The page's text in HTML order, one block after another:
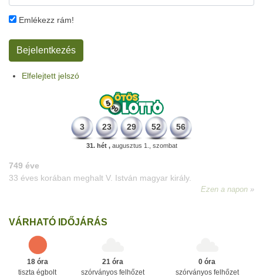
Emlékezz rám!
Elfelejtett jelszó
3 23 29 52 56
31. hét ,augusztus 1., szombat
498 éve
A szávaszentdemeteri-nagyolaszi győzelem, ahol a magyarok
VÁRHATÓ IDŐJÁRÁS
18 óra
tiszta égbolt
21 óra
szórványos felhőzet
0 óra
szórványos felhőzet